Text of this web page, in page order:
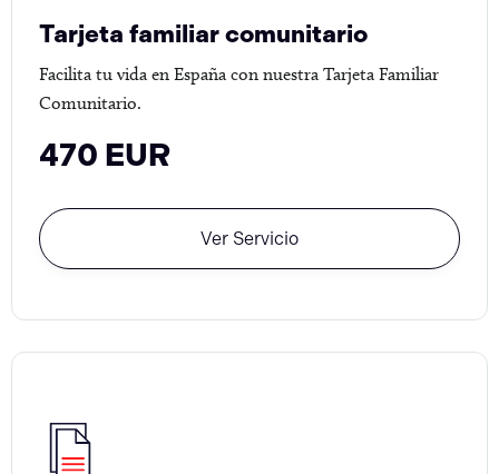
Tarjeta familiar comunitario
Facilita tu vida en España con nuestra Tarjeta Familiar
Comunitario.
470 EUR
Ver Servicio